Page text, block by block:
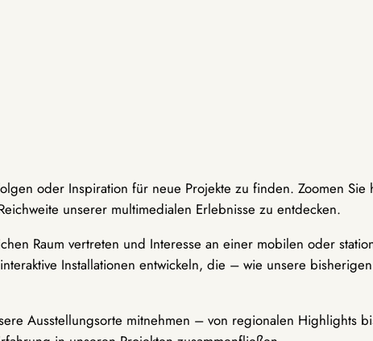
oder Inspiration für neue Projekte zu finden. Zoomen
unserer multimedialen Erlebnisse zu entdecken.
Raum vertreten und Interesse an einer mobilen oder
Installationen entwickeln, die – wie unsere
Ausstellungsorte mitnehmen – von regionalen Highlights